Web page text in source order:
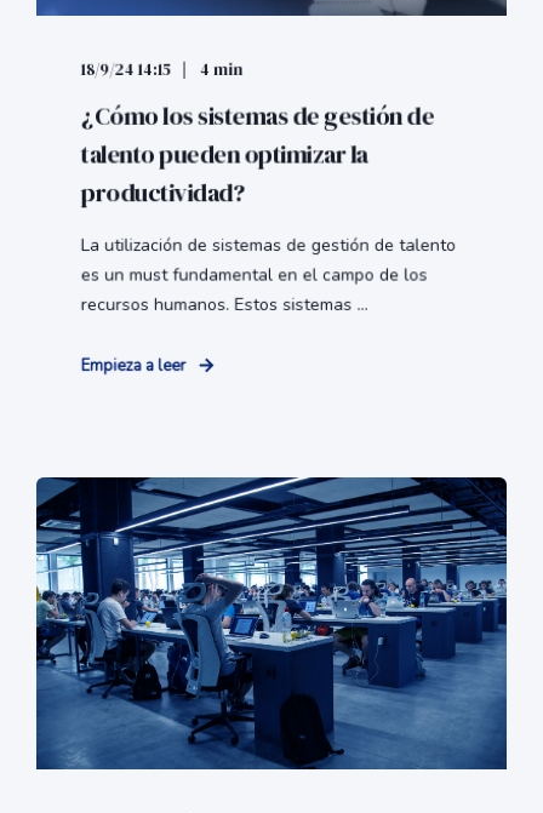
18/9/24 14:15 4 min
¿Cómo los sistemas de gestión de
talento pueden optimizar la
productividad?
La utilización de sistemas de gestión de talento
es un must fundamental en el campo de los
recursos humanos. Estos sistemas ...
Empieza a leer